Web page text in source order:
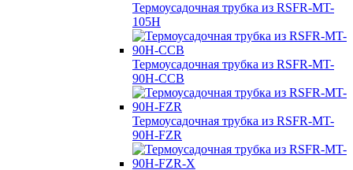
Термоусадочная трубка из RSFR-MT-
105H
Термоусадочная трубка из RSFR-MT-
90H-CCB
Термоусадочная трубка из RSFR-MT-
90H-FZR